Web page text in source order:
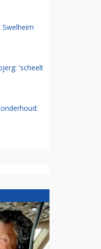
'scheelt